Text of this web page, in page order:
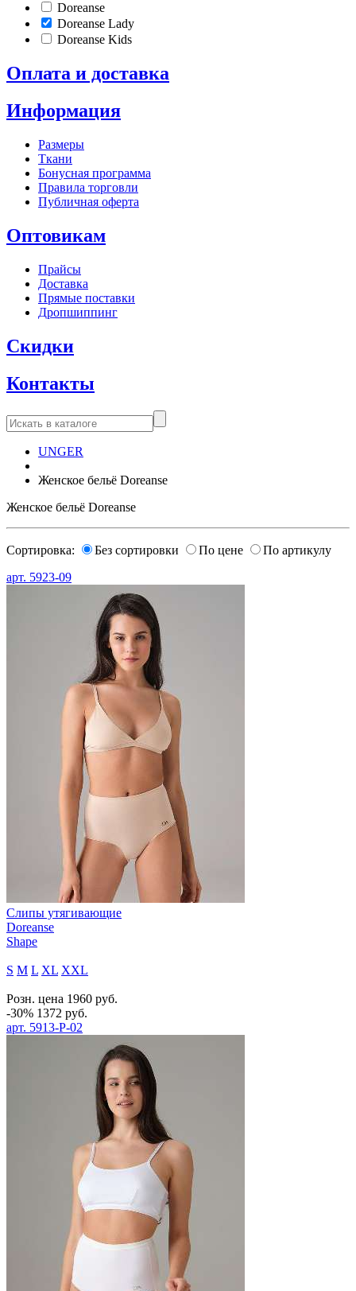
Doreanse
Doreanse Lady
Doreanse Kids
Оплата и доставка
Информация
Размеры
Ткани
Бонусная программа
Правила торговли
Публичная оферта
Оптовикам
Прайсы
Доставка
Прямые поставки
Дропшиппинг
Скидки
Контакты
UNGER
Женское бельё Doreanse
Женское бельё Doreanse
Сортировка: Без сортировки По цене
По артикулу
арт. 5923-09
Слипы утягивающие
Doreanse
Shape
S M L XL XXL
Розн. цена 1960 руб.
-30% 1372 руб.
арт. 5913-P-02